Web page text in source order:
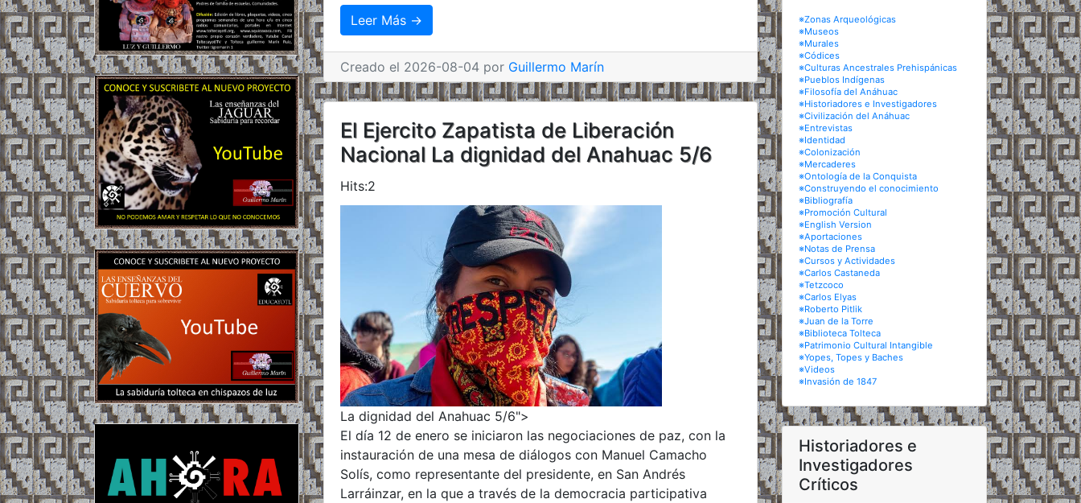
Leer Más →
Creado el 2026-08-04 por Guillermo Marín
El Ejercito Zapatista de Liberación
Nacional La dignidad del Anahuac 5/6
Hits:2
La dignidad del Anahuac 5/6">
El día 12 de enero se iniciaron las negociaciones de paz, con la
instauración de una mesa de diálogos con Manuel Camacho
Solís, como representante del presidente, en San Andrés
Larráinzar, en la que a través de la democracia participativa
※Zonas Arqueológicas
※Museos
※Murales
※Códices
※Culturas Ancestrales Prehispánicas
※Pueblos Indígenas
※Filosofía del Anáhuac
※Historiadores e Investigadores
※Civilización del Anáhuac
※Entrevistas
※Identidad
※Colonización
※Mercaderes
※Ontología de la Conquista
※Construyendo el conocimiento
※Bibliografía
※Promoción Cultural
※English Version
※Aportaciones
※Notas de Prensa
※Cursos y Actividades
※Carlos Castaneda
※Tetzcoco
※Carlos Elyas
※Roberto Pitlik
※Juan de la Torre
※Biblioteca Tolteca
※Patrimonio Cultural Intangible
※Yopes, Topes y Baches
※Videos
※Invasión de 1847
Historiadores e
Investigadores
Críticos